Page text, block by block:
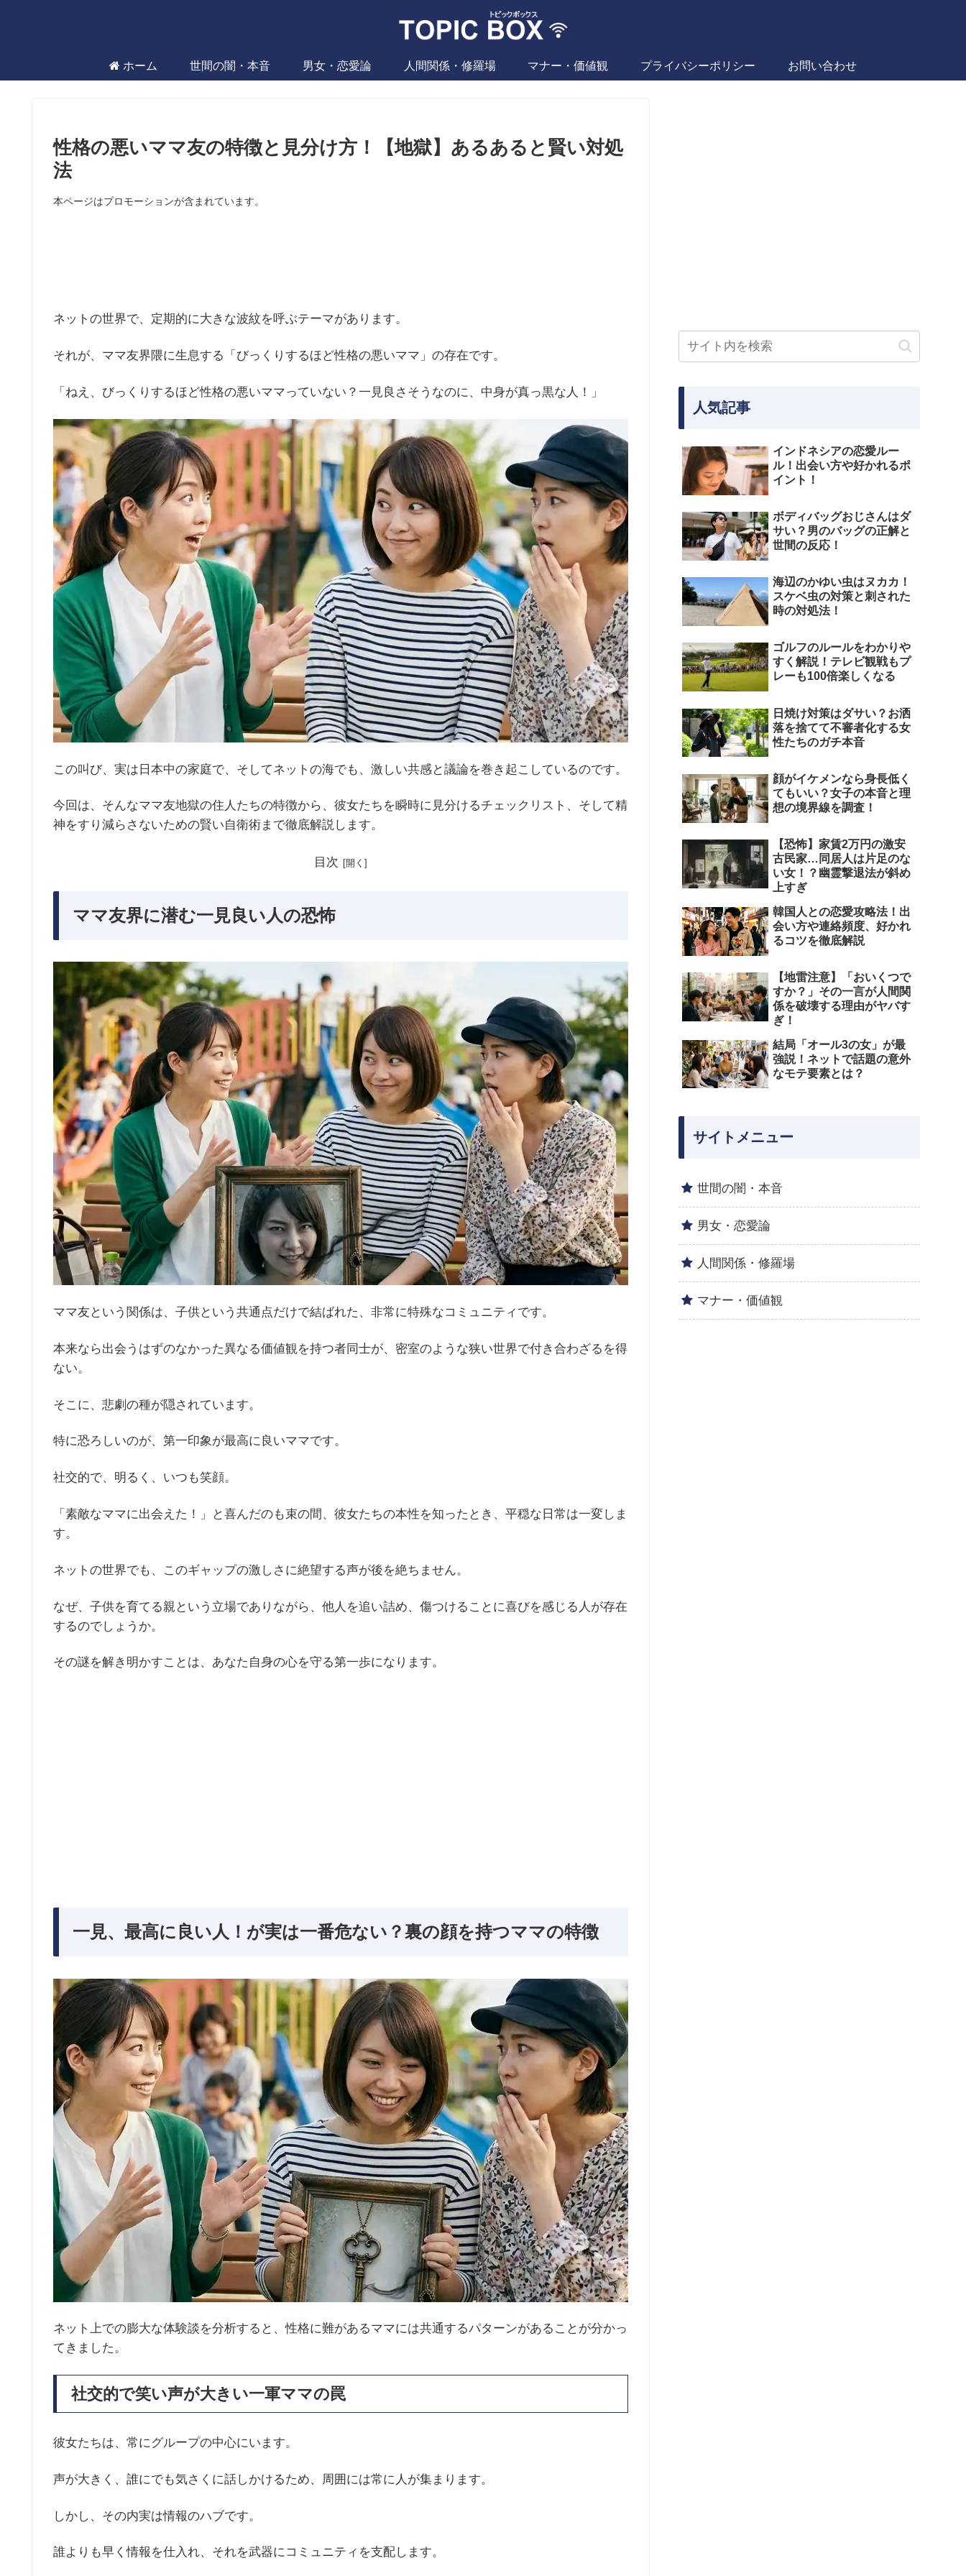
ホーム 世間の闇・本音 男女・恋愛論 人間関係・修羅場 マナー・価値観 プライバシーポリシー お問い合わせ
性格の悪いママ友の特徴と見分け方！【地獄】あるあると賢い対処
法
本ページはプロモーションが含まれています。
ネットの世界で、定期的に大きな波紋を呼ぶテーマがあります。
それが、ママ友界隈に生息する「びっくりするほど性格の悪いママ」の存在です。
「ねえ、びっくりするほど性格の悪いママっていない？一見良さそうなのに、中身が真っ黒な人！」
この叫び、実は日本中の家庭で、そしてネットの海でも、激しい共感と議論を巻き起こしているのです。
今回は、そんなママ友地獄の住人たちの特徴から、彼女たちを瞬時に見分けるチェックリスト、そして精
神をすり減らさないための賢い自衛術まで徹底解説します。
目次
ママ友界に潜む一見良い人の恐怖
ママ友という関係は、子供という共通点だけで結ばれた、非常に特殊なコミュニティです。
本来なら出会うはずのなかった異なる価値観を持つ者同士が、密室のような狭い世界で付き合わざるを得
ない。
そこに、悲劇の種が隠されています。
特に恐ろしいのが、第一印象が最高に良いママです。
社交的で、明るく、いつも笑顔。
「素敵なママに出会えた！」と喜んだのも束の間、彼女たちの本性を知ったとき、平穏な日常は一変しま
す。
ネットの世界でも、このギャップの激しさに絶望する声が後を絶ちません。
なぜ、子供を育てる親という立場でありながら、他人を追い詰め、傷つけることに喜びを感じる人が存在
するのでしょうか。
その謎を解き明かすことは、あなた自身の心を守る第一歩になります。
一見、最高に良い人！が実は一番危ない？裏の顔を持つママの特徴
ネット上での膨大な体験談を分析すると、性格に難があるママには共通するパターンがあることが分かっ
てきました。
社交的で笑い声が大きい一軍ママの罠
彼女たちは、常にグループの中心にいます。
声が大きく、誰にでも気さくに話しかけるため、周囲には常に人が集まります。
しかし、その内実は情報のハブです。
誰よりも早く情報を仕入れ、それを武器にコミュニティを支配します。
人気記事
インドネシアの恋愛ルー
ル！出会い方や好かれるポ
イント！
ボディバッグおじさんはダ
サい？男のバッグの正解と
世間の反応！
海辺のかゆい虫はヌカカ！
スケベ虫の対策と刺された
時の対処法！
ゴルフのルールをわかりや
すく解説！テレビ観戦もプ
レーも100倍楽しくなる
日焼け対策はダサい？お洒
落を捨てて不審者化する女
性たちのガチ本音
顔がイケメンなら身長低く
てもいい？女子の本音と理
想の境界線を調査！
【恐怖】家賃2万円の激安
古民家…同居人は片足のな
い女！？幽霊撃退法が斜め
上すぎ
韓国人との恋愛攻略法！出
会い方や連絡頻度、好かれ
るコツを徹底解説
【地雷注意】「おいくつで
すか？」その一言が人間関
係を破壊する理由がヤバす
ぎ！
結局「オール3の女」が最
強説！ネットで話題の意外
なモテ要素とは？
サイトメニュー
世間の闇・本音
男女・恋愛論
人間関係・修羅場
マナー・価値観